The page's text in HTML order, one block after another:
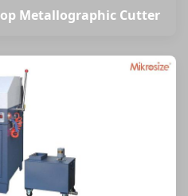
Metallographic Cutter